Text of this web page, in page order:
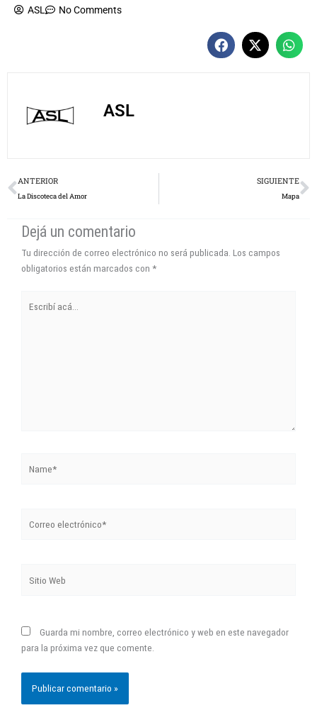
ASL No Comments
ASL
Prev
ANTERIOR
La Discoteca del Amor
SIGUIENTE
Mapa
Dejá un comentario
Tu dirección de correo electrónico no será publicada. Los campos
obligatorios están marcados con *
acá...
electrónico*
Web
Guarda mi nombre, correo electrónico y web en este navegador
para la próxima vez que comente.